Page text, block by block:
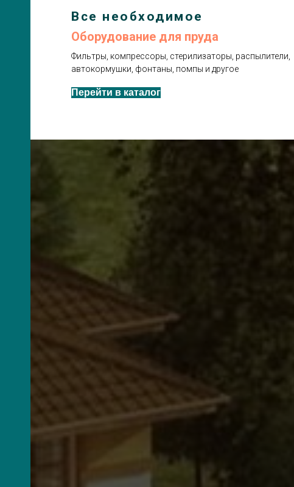
Все необходимое
Оборудование для пруда
Фильтры, компрессоры, стерилизаторы, распылители,
автокормушки, фонтаны, помпы и другое
Перейти в каталог